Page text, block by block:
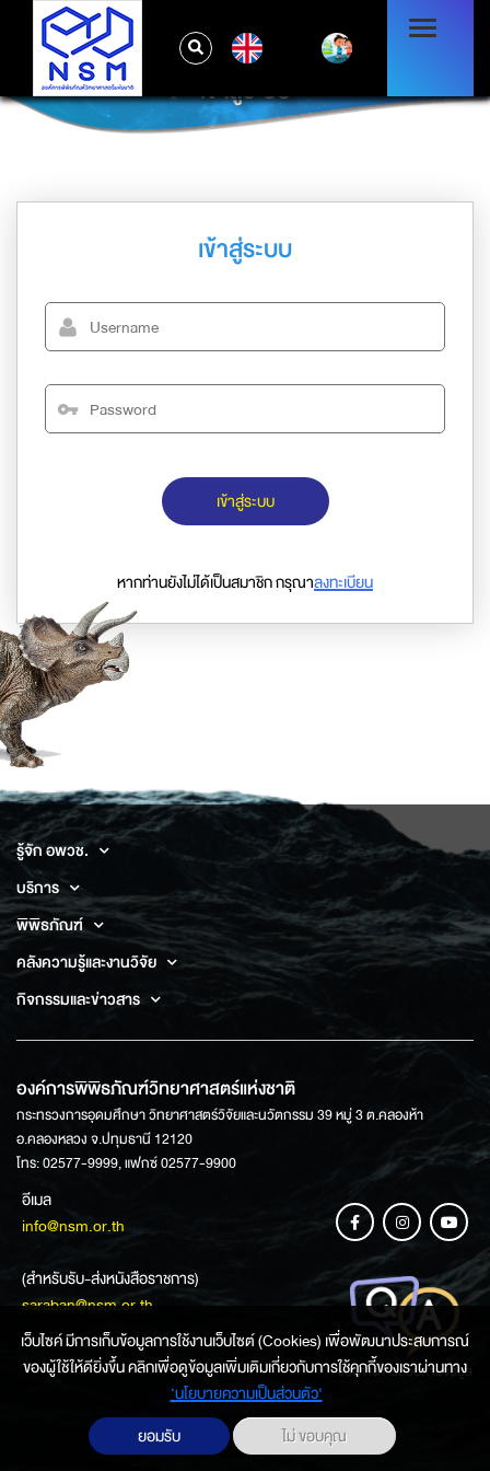
เข้าสู่ระบบ
เข้าสู่ระบบ
เข้าสู่ระบบ
หากท่านยังไม่ได้เป็นสมาชิก กรุณาลงทะเบียน
รู้จัก อพวช.
บริการ
พิพิธภัณฑ์
คลังความรู้และงานวิจัย
กิจกรรมและข่าวสาร
องค์การพิพิธภัณฑ์วิทยาศาสตร์แห่งชาติ
กระทรวงการอุดมศึกษา วิทยาศาสตร์วิจัยและนวัตกรรม 39 หมู่ 3 ต.คลองห้า
อ.คลองหลวง จ.ปทุมธานี 12120
โทร: 02577-9999, แฟกซ์ 02577-9900
อีเมล
info@nsm.or.th
(สำหรับรับ-ส่งหนังสือราชการ)
saraban@nsm.or.th
ช่องทางการสอบถามข้อมูล
เว็บไซค์ มีการเก็บข้อมูลการใช้งานเว็บไซต์ (Cookies) เพื่อพัฒนาประสบการณ์
ของผู้ใช้ให้ดียิ่งขึ้น คลิกเพื่อดูข้อมูลเพิ่มเติมเกี่ยวกับการใช้คุกกี้ของเราผ่านทาง
‘นโยบายความเป็นส่วนตัว'
ยอมรับ
ไม่ ขอบคุณ